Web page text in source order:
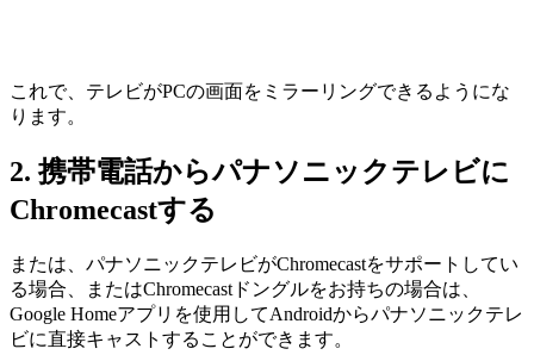
これで、テレビがPCの画面をミラーリングできるようにな
ります。
2. 携帯電話からパナソニックテレビに
Chromecastする
または、パナソニックテレビがChromecastをサポートしてい
る場合、またはChromecastドングルをお持ちの場合は、
Google Homeアプリを使用してAndroidからパナソニックテレ
ビに直接キャストすることができます。